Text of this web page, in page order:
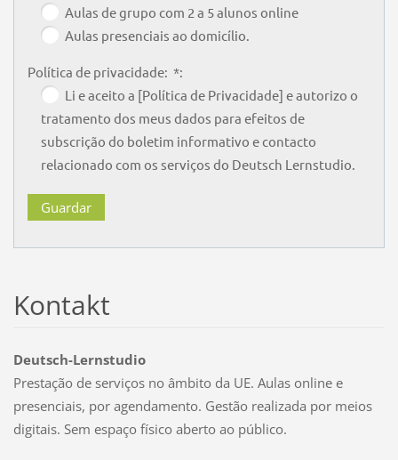
Aulas de grupo com 2 a 5 alunos online
Aulas presenciais ao domicílio.
Política de privacidade: *:
Li e aceito a [Política de Privacidade] e autorizo o
tratamento dos meus dados para efeitos de
subscrição do boletim informativo e contacto
relacionado com os serviços do Deutsch Lernstudio.
Kontakt
Deutsch-Lernstudio
Prestação de serviços no âmbito da UE. Aulas online e
presenciais, por agendamento. Gestão realizada por meios
digitais. Sem espaço físico aberto ao público.